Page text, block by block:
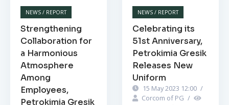
NEWS / REPORT
Strengthening
Collaboration for
a Harmonious
Atmosphere
Among
Employees,
Petrokimia Gresik
NEWS / REPORT
Celebrating its
51st Anniversary,
Petrokimia Gresik
Releases New
Uniform
15 May 2023 12:00 /
Corcom of PG /